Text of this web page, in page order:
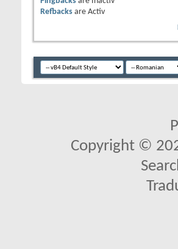
Refbacks are Activ
Copyright ©